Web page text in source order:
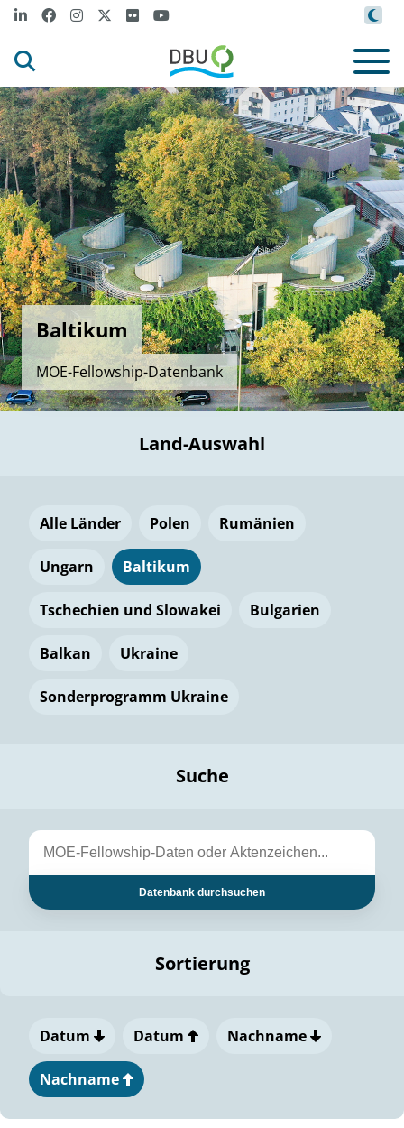
Baltikum
MOE-Fellowship-Datenbank
Land-Auswahl
Alle Länder Polen Rumänien
Ungarn Baltikum
Tschechien und Slowakei Bulgarien
Balkan Ukraine
Sonderprogramm Ukraine
Suche
Datenbank durchsuchen
Sortierung
Datum Datum Nachname
Nachname